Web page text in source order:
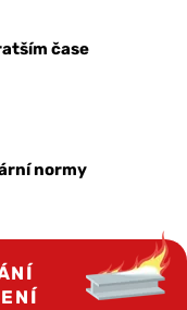
čase
normy